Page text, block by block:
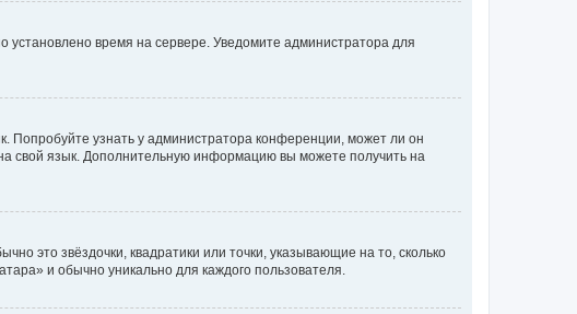
установлено время на сервере. Уведомите администратора для
Попробуйте узнать у администратора конференции, может ли он
свой язык. Дополнительную информацию вы можете получить на
это звёздочки, квадратики или точки, указывающие на то, сколько
и обычно уникально для каждого пользователя.